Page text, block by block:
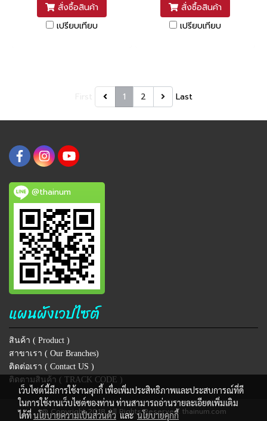
สั่งซื้อสินค้า
เปรียบเทียบ
สั่งซื้อสินค้า
เปรียบเทียบ
1 2 Last
@thainum
แผนผังเวปไซต์
สินค้า ( Product )
สาขาเรา ( Our Branches)
ติดต่อเรา ( Contact US )
ติดตามสินค้า ( TRACK CODE )
@ Copyright 2018 All Rights Reserved. thainum.com
เว็บไซต์นี้มีการใช้งานคุกกี้ เพื่อเพิ่มประสิทธิภาพและประสบการณ์ที่ดี
ในการใช้งานเว็บไซต์ของท่าน ท่านสามารถอ่านรายละเอียดเพิ่มเติม
ได้ที่นโยบายความเป็นส่วนตัว และนโยบายคุกกี้